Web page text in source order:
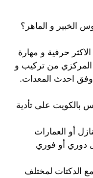
الخبير و الماهر؟
حرفية و مهارة
المركزي من تركيب و
احدث المعدات.
بالكويت على تأدية
أو العمارات
دوري أو فوري
الدكتات لمختلف